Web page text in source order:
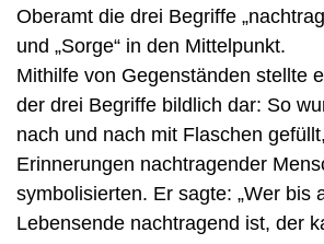
Oberamt die drei Begriffe
und „Sorge“ in den Mittelpunkt.
Mithilfe von Gegenständen stellte
der drei Begriffe bildlich dar: So
nach und nach mit Flaschen
Erinnerungen nachtragender
symbolisierten. Er sagte: „Wer bis
Lebensende nachtragend ist, der